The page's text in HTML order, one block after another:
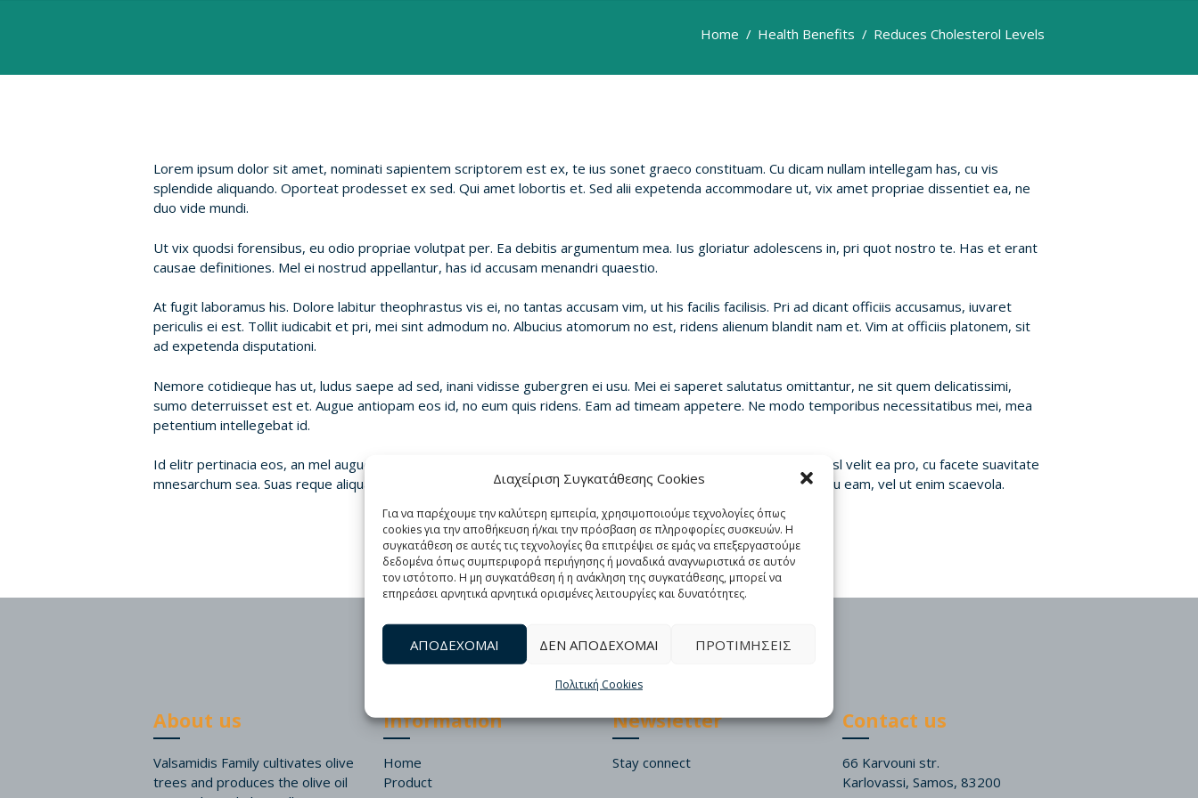
Διαχείριση Συγκατάθεσης Cookies
Για να παρέχουμε την καλύτερη εμπειρία, χρησιμοποιούμε τεχνολογίες όπως
cookies για την αποθήκευση ή/και την πρόσβαση σε πληροφορίες συσκευών. Η
συγκατάθεση σε αυτές τις τεχνολογίες θα επιτρέψει σε εμάς να επεξεργαστούμε
δεδομένα όπως συμπεριφορά περιήγησης ή μοναδικά αναγνωριστικά σε αυτόν
τον ιστότοπο. Η μη συγκατάθεση ή η ανάκληση της συγκατάθεσης, μπορεί να
επηρεάσει αρνητικά αρνητικά ορισμένες λειτουργίες και δυνατότητες.
ΑΠΟΔΕΧΟΜΑΙ ΔΕΝ ΑΠΟΔΕΧΟΜΑΙ ΠΡΟΤΙΜΗΣΕΙΣ
Πολιτική Cookies
Home Health Benefits Reduces Cholesterol Levels
Lorem ipsum dolor sit amet, nominati sapientem scriptorem est ex, te ius sonet graeco constituam. Cu dicam nullam intellegam has, cu vis
splendide aliquando. Oporteat prodesset ex sed. Qui amet lobortis et. Sed alii expetenda accommodare ut, vix amet propriae dissentiet ea, ne
duo vide mundi.
Ut vix quodsi forensibus, eu odio propriae volutpat per. Ea debitis argumentum mea. Ius gloriatur adolescens in, pri quot nostro te. Has et erant
causae definitiones. Mel ei nostrud appellantur, has id accusam menandri quaestio.
At fugit laboramus his. Dolore labitur theophrastus vis ei, no tantas accusam vim, ut his facilis facilisis. Pri ad dicant officiis accusamus, iuvaret
periculis ei est. Tollit iudicabit et pri, mei sint admodum no. Albucius atomorum no est, ridens alienum blandit nam et. Vim at officiis platonem, sit
ad expetenda disputationi.
Nemore cotidieque has ut, ludus saepe ad sed, inani vidisse gubergren ei usu. Mei ei saperet salutatus omittantur, ne sit quem delicatissimi,
sumo deterruisset est et. Augue antiopam eos id, no eum quis ridens. Eam ad timeam appetere. Ne modo temporibus necessitatibus mei, mea
petentium intellegebat id.
Id elitr pertinacia eos, an mel augue putent, mei delicata tincidunt efficiantur et. No duo quem justo accusam. Nisl velit ea pro, cu facete suavitate
mnesarchum sea. Suas reque aliquam has ut, cu mei meis falli, graeco recusabo mea ne. Dico utinam antiopam cu eam, vel ut enim scaevola.
About us
Valsamidis Family cultivates olive
trees and produces the olive oil
Information
Home
Product
Newsletter
Stay connect
Contact us
66 Karvouni str.
Karlovassi, Samos, 83200